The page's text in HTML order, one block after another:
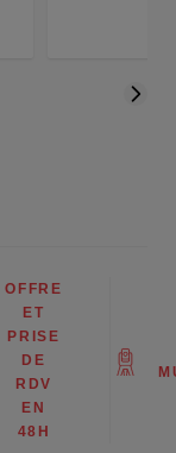
OFFRE
ET
PRISE
DE
RDV
EN
48H